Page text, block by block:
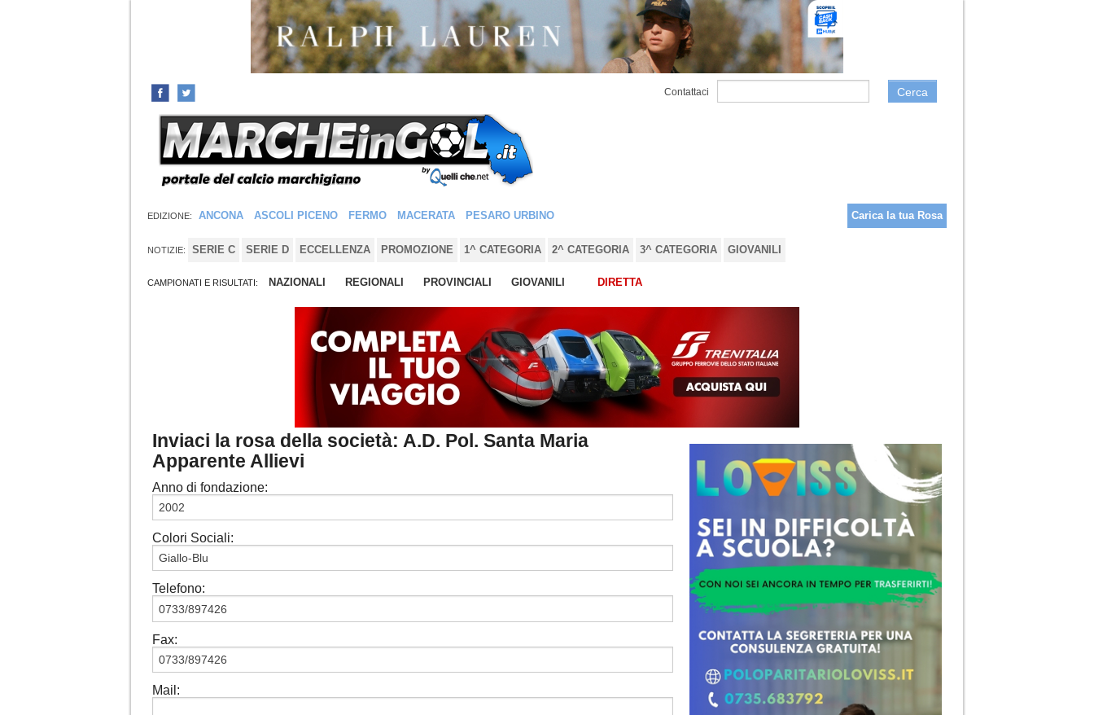
Contattaci Cerca
EDIZIONE: ANCONA ASCOLI PICENO FERMO MACERATA PESARO URBINO Carica la tua Rosa
NOTIZIE: SERIE C SERIE D ECCELLENZA PROMOZIONE 1^ CATEGORIA 2^ CATEGORIA 3^ CATEGORIA GIOVANILI
CAMPIONATI E RISULTATI: NAZIONALI REGIONALI PROVINCIALI GIOVANILI DIRETTA
Inviaci la rosa della società: A.D. Pol. Santa Maria
Apparente Allievi
Anno di fondazione:
Colori Sociali:
Telefono:
Fax:
Mail: